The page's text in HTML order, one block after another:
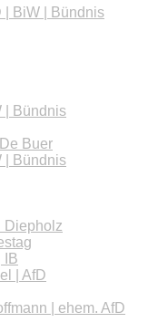
| BiW | Bündnis
| Bündnis
Buer
| Bündnis
Diepholz
IB
| AfD
| ehem. AfD